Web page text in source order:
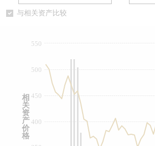
与相关资产比较
400
450
500
550
相
关
资
产
价
格
认股证/牛熊证日志
认股证文件及公告 (瑞信)
牛熊证到期结算价查找
牛熊证文件及公告
牛熊证文件及公告 (瑞信)
中资ETFs溢价比较
收市竞价变化